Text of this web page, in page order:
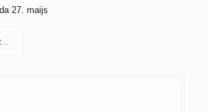
27. maijs